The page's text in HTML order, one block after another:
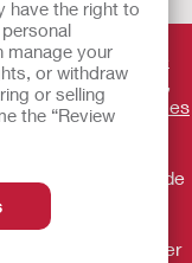
have the right to
manage your
or withdraw
or selling
the “Review
de vente
lire
sur la notice
la description,
les précautions, les
dispositif.
des utilisateurs de
médical et ne
Les produits
par Hollister